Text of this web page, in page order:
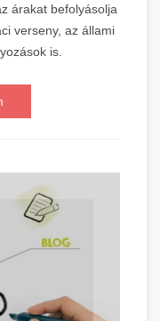
árakat befolyásolja
verseny, az állami
is.